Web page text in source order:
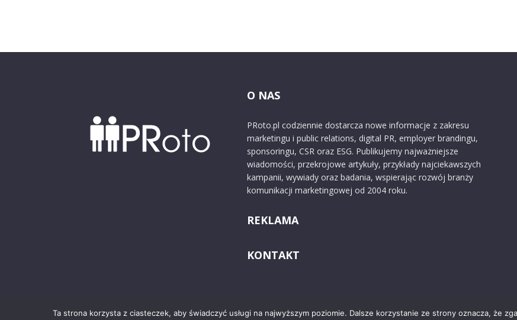
O NAS
PRoto.pl codziennie dostarcza nowe informacje z zakresu
marketingu i public relations, digital PR, employer brandingu,
sponsoringu, CSR oraz ESG. Publikujemy najważniejsze
wiadomości, przekrojowe artykuły, przykłady najciekawszych
kampanii, wywiady oraz badania, wspierając rozwój branży
komunikacji marketingowej od 2004 roku.
REKLAMA
KONTAKT
Ta strona korzysta z ciasteczek, aby świadczyć usługi na najwyższym poziomie. Dalsze korzystanie ze strony oznacza, że